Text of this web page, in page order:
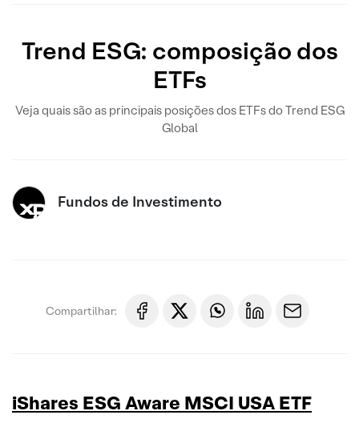
Trend ESG: composição dos
ETFs
Veja quais são as principais posições dos ETFs do Trend ESG
Global
Fundos de Investimento
Compartilhar:
iShares ESG Aware MSCI USA ETF